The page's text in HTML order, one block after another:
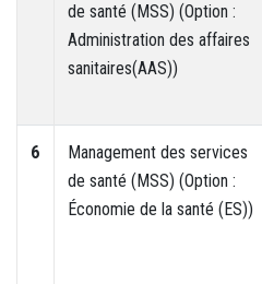
de santé (MSS) (Option :
Administration des affaires
sanitaires(AAS))
6
Management des services
de santé (MSS) (Option :
Économie de la santé (ES))